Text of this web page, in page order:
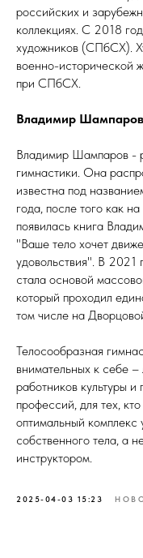
российских и
коллекциях. С 2018
художников (СПбСХ).
военно-исторической
при СПбСХ.
Владимир Шампаров
Владимир Шампаров -
гимнастики. Она
известна под
года, после того как
появилась книга
"Ваше тело хочет
удовольствия". В 2021
стала основой
который проходил
том числе на
Телосообразная
внимательных к себе –
работников культуры и
профессий, для тех,
оптимальный
собственного тела, а
инструктором.
2025-04-03 15:23